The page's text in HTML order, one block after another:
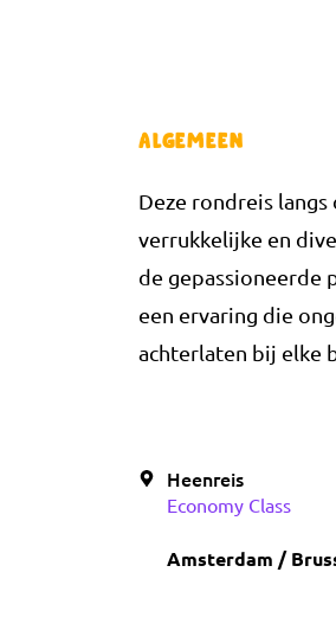
Algemeen
Deze rondreis
verrukkelijke en
de gepassioneerde
een ervaring die
achterlaten bij elke
Heenreis
Economy Class
Amsterdam /